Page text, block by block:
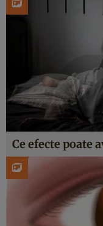
Ce efecte poate